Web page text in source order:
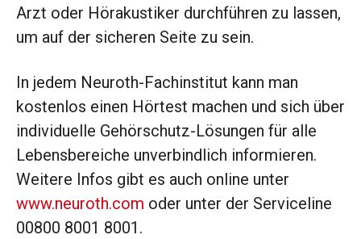
Arzt oder Hörakustiker durchführen zu lassen,
um auf der sicheren Seite zu sein.
In jedem Neuroth-Fachinstitut kann man
kostenlos einen Hörtest machen und sich über
individuelle Gehörschutz-Lösungen für alle
Lebensbereiche unverbindlich informieren.
Weitere Infos gibt es auch online unter
www.neuroth.com oder unter der Serviceline
00800 8001 8001.